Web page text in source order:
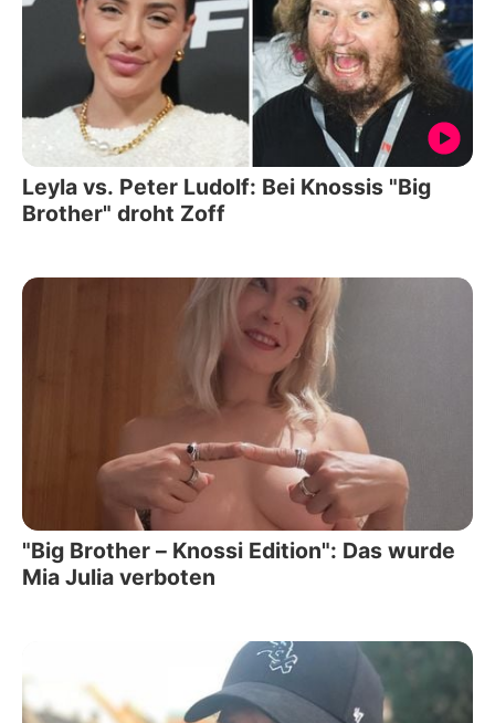
Leyla vs. Peter Ludolf: Bei Knossis "Big
Brother" droht Zoff
"Big Brother – Knossi Edition": Das wurde
Mia Julia verboten